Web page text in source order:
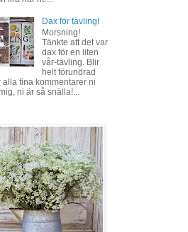
Dax för tävling!
Morsning!
Tänkte att det var
dax för en liten
vår-tävling. Blir
helt förundrad
alla fina kommentarer ni
ni är så snälla!...